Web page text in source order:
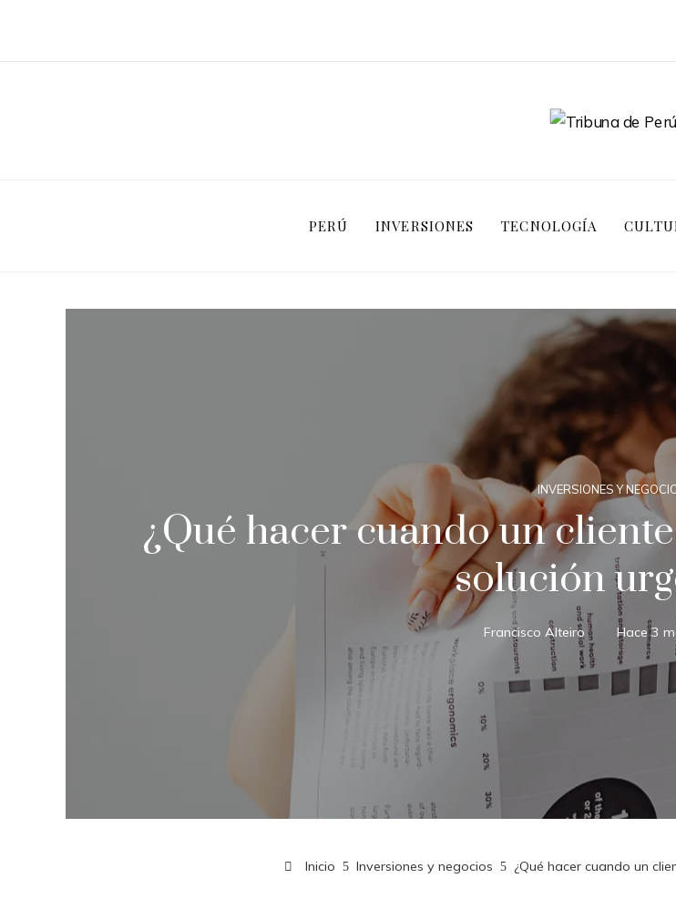
PERÚ INVERSIONES TECNOLOGÍA
INVERSIONES Y
¿Qué hacer cuando un
solución
Francisco Alteiro Hace 3
Inicio Inversiones y negocios ¿Qué hacer cuando un